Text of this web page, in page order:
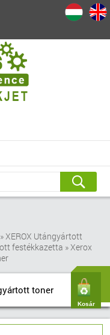
Kosár
»XEROX Utángyártott
festékkazetta »Xerox
toner